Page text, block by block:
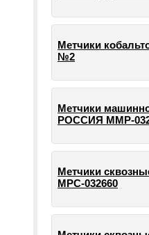
Метчики
№2
Метчики
РОССИЯ ММР-
Метчики
МРС-032660